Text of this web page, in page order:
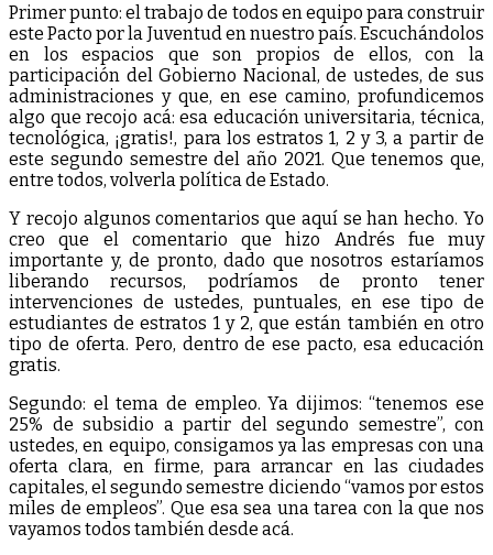
Primer punto: el trabajo de todos en equipo para construir
este Pacto por la Juventud en nuestro país. Escuchándolos
en los espacios que son propios de ellos, con la
participación del Gobierno Nacional, de ustedes, de sus
administraciones y que, en ese camino, profundicemos
algo que recojo acá: esa educación universitaria, técnica,
tecnológica, ¡gratis!, para los estratos 1, 2 y 3, a partir de
este segundo semestre del año 2021. Que tenemos que,
entre todos, volverla política de Estado.
Y recojo algunos comentarios que aquí se han hecho. Yo
creo que el comentario que hizo Andrés fue muy
importante y, de pronto, dado que nosotros estaríamos
liberando recursos, podríamos de pronto tener
intervenciones de ustedes, puntuales, en ese tipo de
estudiantes de estratos 1 y 2, que están también en otro
tipo de oferta. Pero, dentro de ese pacto, esa educación
gratis.
Segundo: el tema de empleo. Ya dijimos: “tenemos ese
25% de subsidio a partir del segundo semestre”, con
ustedes, en equipo, consigamos ya las empresas con una
oferta clara, en firme, para arrancar en las ciudades
capitales, el segundo semestre diciendo “vamos por estos
miles de empleos”. Que esa sea una tarea con la que nos
vayamos todos también desde acá.